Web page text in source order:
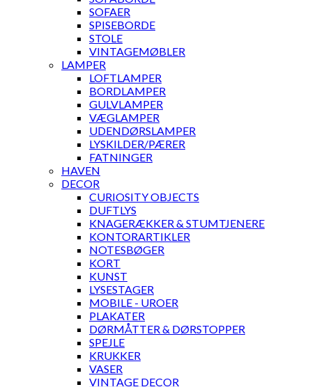
SOFAER
SPISEBORDE
STOLE
VINTAGEMØBLER
LAMPER
LOFTLAMPER
BORDLAMPER
GULVLAMPER
VÆGLAMPER
UDENDØRSLAMPER
LYSKILDER/PÆRER
FATNINGER
HAVEN
DECOR
CURIOSITY OBJECTS
DUFTLYS
KNAGERÆKKER & STUMTJENERE
KONTORARTIKLER
NOTESBØGER
KORT
KUNST
LYSESTAGER
MOBILE - UROER
PLAKATER
DØRMÅTTER & DØRSTOPPER
SPEJLE
KRUKKER
VASER
VINTAGE DECOR